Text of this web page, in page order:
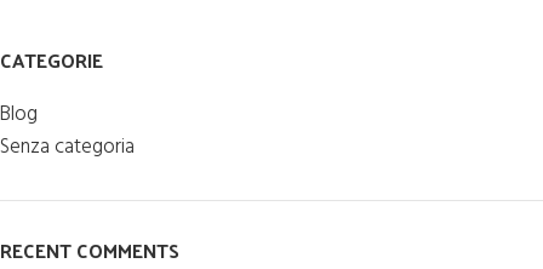
CATEGORIE
Blog
Senza categoria
RECENT COMMENTS